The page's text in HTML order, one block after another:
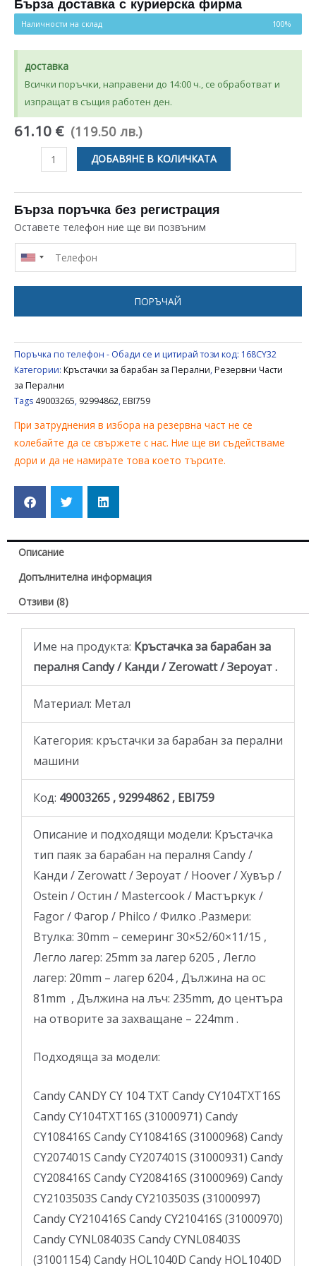
на
потребителски
оценки
Бърза доставка с куриерска фирма
Наличности на склад 100%
доставка
Всички поръчки, направени до 14:00 ч., се обработват и
изпращат в същия работен ден.
61.10 € (119.50 лв.)
количество
КРЪСТАЧКА
ЗА
БАРАБАН
ЗА
ПЕРАЛНЯ
,
,
EBI759
ДОБАВЯНЕ В КОЛИЧКАТА
Бърза поръчка без регистрация
Оставете телефон ние ще ви позвъним
ПОРЪЧАЙ
Поръчка по телефон - Обади се и цитирай този код: 168CY32
Категории: Кръстачки за барабан за Перални,Резервни Части
за Перални
Tags49003265, 92994862,EBI759
При затруднения в избора на резервна част не се
колебайте да се свържете с нас. Ние ще ви съдействаме
дори и да не намирате това което търсите.
Описание
Допълнителна информация
Отзиви (8)
Име на продукта: Кръстачка за барабан за
пералня Candy / Канди / Zerowatt / Зероуат .
Материал: Метал
Категория: кръстачки за барабан за перални
машини
Код: 49003265 , 92994862 , EBI759
Описание и подходящи модели: Кръстачка
тип паяк за барабан на пералня Candy /
Канди / Zerowatt / Зероуат / Hoover / Хувър /
Ostein / Остин / Mastercook / Мастъркук /
Fagor / Фагор / Philco / Филко .Размери:
Втулка: 30mm – семеринг 30×52/60×11/15 ,
Легло лагер: 25mm за лагер 6205 , Легло
лагер: 20mm – лагер 6204 , Дължина на ос:
81mm , Дължина на лъч: 235mm, до центъра
на отворите за захващане – 224mm .
Подходяща за модели:
Candy CANDY CY 104 TXT Candy CY104TXT16S
Candy CY104TXT16S (31000971) Candy
CY108416S Candy CY108416S (31000968) Candy
CY207401S Candy CY207401S (31000931) Candy
CY208416S Candy CY208416S (31000969) Candy
CY2103503S Candy CY2103503S (31000997)
Candy CY210416S Candy CY210416S (31000970)
Candy CYNL08403S Candy CYNL08403S
(31001154) Candy HOL1040D Candy HOL1040D